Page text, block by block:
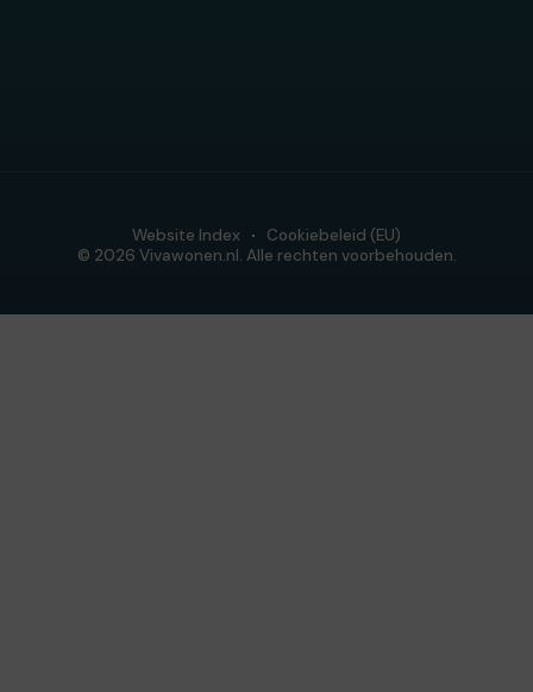
© 2026 Vivawonen.nl. Alle rechten voorbehouden.
Website Index Cookiebeleid (EU)